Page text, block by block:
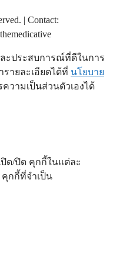
| Contact:
ะประสบการณ์ที่ดีในการ
ายละเอียดได้ที่ นโยบาย
วามเป็นส่วนตัวเองได้
ด/ปิด คุกกี้ในแต่ละ
คุกกี้ที่จำเป็น